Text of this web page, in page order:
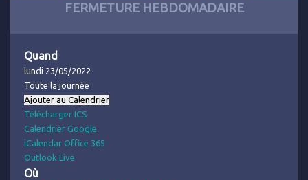
FERMETURE HEBDOMADAIRE
Quand
lundi 23/05/2022
Toute la journée
Ajouter au Calendrier
Télécharger ICS
Calendrier Google
iCalendar Office 365
Outlook Live
Où